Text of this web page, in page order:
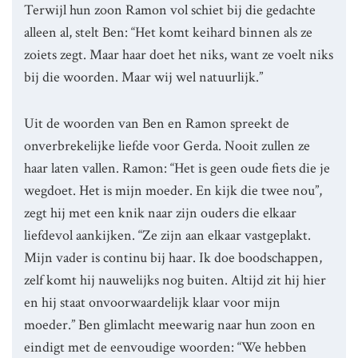
Terwijl hun zoon Ramon vol schiet bij die gedachte
alleen al, stelt Ben: “Het komt keihard binnen als ze
zoiets zegt. Maar haar doet het niks, want ze voelt niks
bij die woorden. Maar wij wel natuurlijk.”
Uit de woorden van Ben en Ramon spreekt de
onverbrekelijke liefde voor Gerda. Nooit zullen ze
haar laten vallen. Ramon: “Het is geen oude fiets die je
wegdoet. Het is mijn moeder. En kijk die twee nou”,
zegt hij met een knik naar zijn ouders die elkaar
liefdevol aankijken. “Ze zijn aan elkaar vastgeplakt.
Mijn vader is continu bij haar. Ik doe boodschappen,
zelf komt hij nauwelijks nog buiten. Altijd zit hij hier
en hij staat onvoorwaardelijk klaar voor mijn
moeder.” Ben glimlacht meewarig naar hun zoon en
eindigt met de eenvoudige woorden: “We hebben